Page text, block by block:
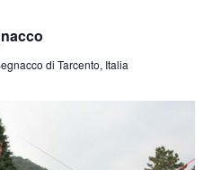
di Tarcento, Italia